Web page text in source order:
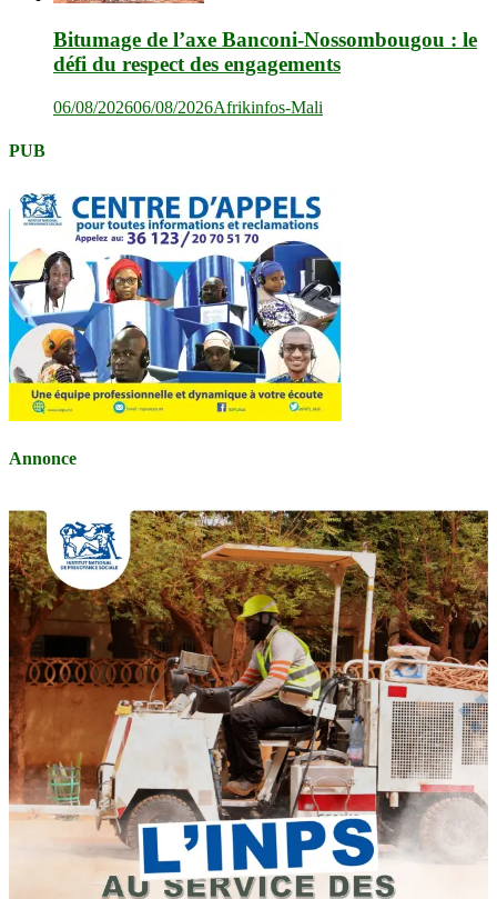
Bitumage de l’axe Banconi-Nossombougou : le
défi du respect des engagements
06/08/202606/08/2026Afrikinfos-Mali
PUB
Annonce